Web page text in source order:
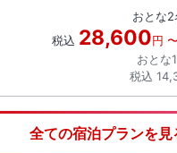
おとな2
税込 28,600円
おとな
税込
全ての宿泊プランを見